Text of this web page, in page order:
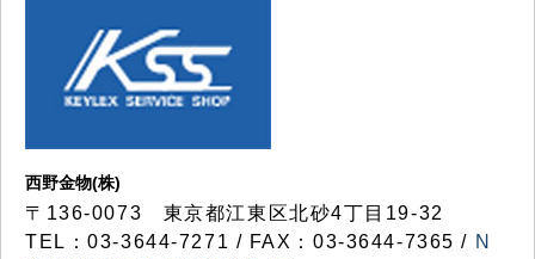
西野金物(株)
〒136-0073 東京都江東区北砂4丁目19-32
TEL：03‐3644‐7271 / FAX：03-3644-7365 / N